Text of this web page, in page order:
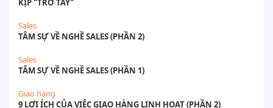
KỊP "TRỞ TAY"
Sales
TÂM SỰ VỀ NGHỀ SALES (PHẦN 2)
Sales
TÂM SỰ VỀ NGHỀ SALES (PHẦN 1)
Giao hàng
9 LỢI ÍCH CỦA VIỆC GIAO HÀNG LINH HOẠT (PHẦN 2)